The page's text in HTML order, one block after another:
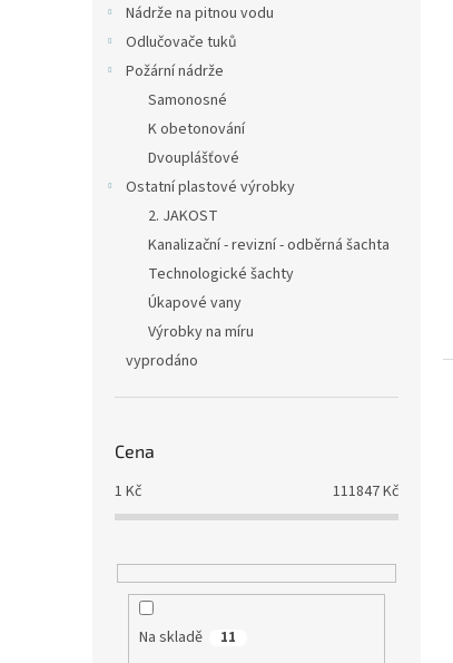
Nádrže na pitnou vodu
Odlučovače tuků
Požární nádrže
Samonosné
K obetonování
Dvouplášťové
Ostatní plastové výrobky
2. JAKOST
Kanalizační - revizní - odběrná šachta
Technologické šachty
Úkapové vany
Výrobky na míru
vyprodáno
Cena
1 Kč 111847Kč
Na skladě 11